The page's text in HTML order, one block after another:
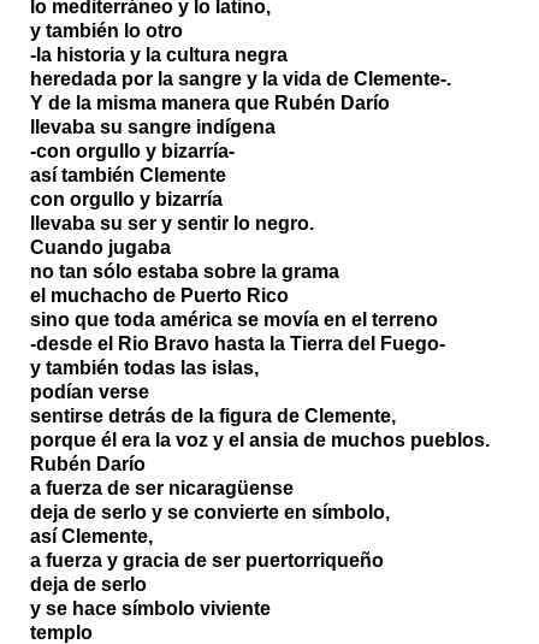
lo mediterráneo y lo latino,
y también lo otro
-la historia y la cultura negra
heredada por la sangre y la vida de Clemente-.
Y de la misma manera que Rubén Darío
llevaba su sangre indígena
-con orgullo y bizarría-
así también Clemente
con orgullo y bizarría
llevaba su ser y sentir lo negro.
Cuando jugaba
no tan sólo estaba sobre la grama
el muchacho de Puerto Rico
sino que toda américa se movía en el terreno
-desde el Rio Bravo hasta la Tierra del Fuego-
y también todas las islas,
podían verse
sentirse detrás de la figura de Clemente,
porque él era la voz y el ansia de muchos pueblos.
Rubén Darío
a fuerza de ser nicaragüense
deja de serlo y se convierte en símbolo,
así Clemente,
a fuerza y gracia de ser puertorriqueño
deja de serlo
y se hace símbolo viviente
templo